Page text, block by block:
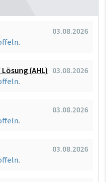
03.08.2026
.
(AHL) 03.08.2026
.
03.08.2026
.
03.08.2026
.